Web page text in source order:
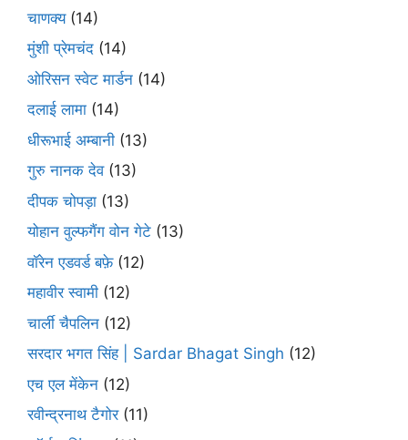
चाणक्य(14)
मुंशी प्रेमचंद (14)
ओरिसन स्‍वेट मार्डन (14)
दलाई लामा (14)
धीरूभाई अम्बानी (13)
गुरु नानक देव(13)
दीपक चोपड़ा (13)
योहान वुल्फगैंग वोन गेटे (13)
वॉरेन एडवर्ड बफ़े(12)
महावीर स्वामी (12)
चार्ली चैपलिन (12)
सरदार भगत सिंह | Sardar Bhagat Singh (12)
एच एल मेंकेन (12)
रवीन्द्रनाथ टैगोर(11)